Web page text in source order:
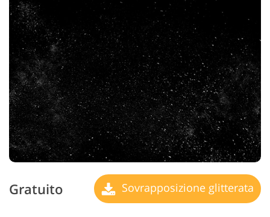
Gratuito Sovrapposizione glitterata